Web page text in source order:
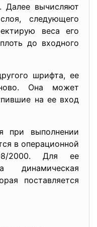
Далее вычисляют
следующего
веса его
до входного
шрифта, ее
Она может
на ее вход
при выполнении
в операционной
2000. Для ее
динамическая
поставляется